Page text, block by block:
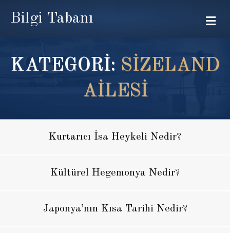
Bilgi Tabanı
KATEGORİ: SIZELAND
AILESI
Kurtarıcı İsa Heykeli Nedir?
Kültürel Hegemonya Nedir?
Japonya’nın Kısa Tarihi Nedir?